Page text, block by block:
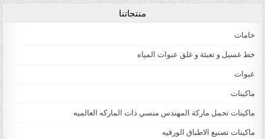
منتجاتنا
خامات
خط غسيل و تعبئة و غلق عبوات المياه
عبوات
ماكينات
ماكينات تحمل ماركة المهندس منسي ذات الماركه العالميه
ماكينات تصنيع الاطباق الورقيه